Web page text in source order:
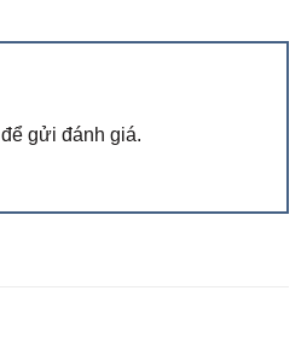
để gửi đánh giá.